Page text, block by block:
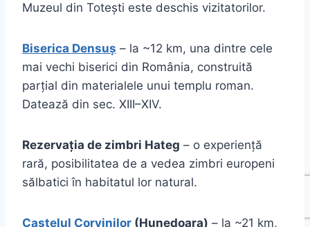
Muzeul din Totești este deschis vizitatorilor.
Biserica Densuș – la ~12 km, una dintre cele
mai vechi biserici din România, construită
parțial din materialele unui templu roman.
Datează din sec. XIII–XIV.
Rezervația de zimbri Hateg – o experiență
rară, posibilitatea de a vedea zimbri europeni
sălbatici în habitatul lor natural.
Castelul Corvinilor (Hunedoara) – la ~21 km,